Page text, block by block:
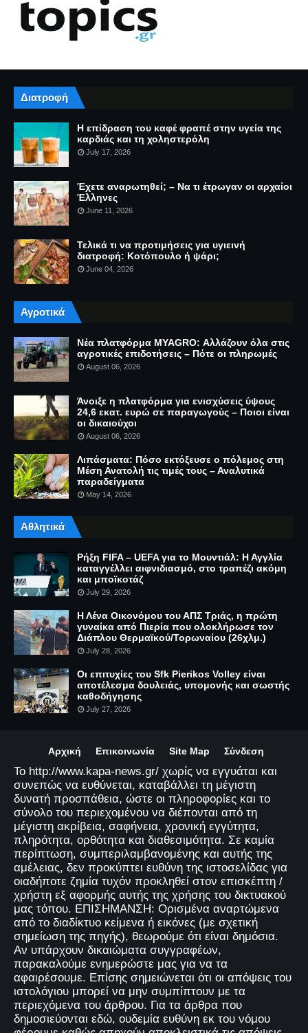
Διατροφή
Η επίδραση του καφέ φραπέ στην υγεία της
καρδιάς και τη χοληστερόλη
July 17, 2026
Έχετε αναρωτηθεί; – Να τι έτρωγαν οι αρχαίοι
Έλληνες
June 11, 2026
Τελικά τι να προτιμήσεις για υγιεινή
διατροφή: Κοτόπουλο ή ψάρι;
June 04, 2026
Αγροτικά
Νέα πλατφόρμα MYAGRO: Αλλάζουν όλα στις
αγροτικές επιδοτήσεις – Πότε οι πληρωμές
August 06, 2026
Άνοιξε η πλατφόρμα για ενισχύσεις ύψους
24,6 εκατ. ευρώ σε παραγωγούς – Ποιοι είναι
οι δικαιούχοι
August 06, 2026
Λιπάσματα: Πόσο εκτόξευσε ο πόλεμος στη
Μέση Ανατολή τις τιμές τους – Αναλυτικά
παραδείγματα
May 14, 2026
Αθλητικά
Ρήξη FIFA – UEFA για το Μουντιάλ: Η Αγγλία
καταγγέλλει αιφνιδιασμό, στο τραπέζι ακόμη
και μποϊκοτάζ
July 29, 2026
Η Λένα Οικονόμου του ΑΠΣ Τριάς, η πρώτη
γυναίκα από Πιερία που ολοκλήρωσε τον
Διάπλου Θερμαϊκού/Τορωναίου (26χλμ.)
July 28, 2026
Οι επιτυχίες του Sfk Pierikos Volley είναι
αποτέλεσμα δουλειάς, υπομονής και σωστής
καθοδήγησης
July 27, 2026
Αρχική Επικοινωνία Site Map Σύνδεση
Το http://www.kapa-news.gr/ χωρίς να εγγυάται και
συνεπώς να ευθύνεται, καταβάλλει τη μέγιστη
δυνατή προσπάθεια, ώστε οι πληροφορίες και το
σύνολο του περιεχομένου να διέπονται από τη
μέγιστη ακρίβεια, σαφήνεια, χρονική εγγύτητα,
πληρότητα, ορθότητα και διαθεσιμότητα. Σε καμία
περίπτωση, συμπεριλαμβανομένης και αυτής της
αμέλειας, δεν προκύπτει ευθύνη της ιστοσελίδας για
οιαδήποτε ζημία τυχόν προκληθεί στον επισκέπτη /
χρήστη εξ αφορμής αυτής της χρήσης του δικτυακού
μας τόπου. ΕΠΙΣΗΜΑΝΣΗ: Ορισμένα αναρτώμενα
από το διαδίκτυο κείμενα ή εικόνες (με σχετική
σημείωση της πηγής), θεωρούμε ότι είναι δημόσια.
Αν υπάρχουν δικαιώματα συγγραφέων,
παρακαλούμε ενημερώστε μας για να τα
αφαιρέσουμε. Επίσης σημειώνεται ότι οι απόψεις του
ιστολόγιου μπορεί να μην συμπίπτουν με τα
περιεχόμενα του άρθρου. Για τα άρθρα που
δημοσιεύονται εδώ, ουδεμία ευθύνη εκ του νόμου